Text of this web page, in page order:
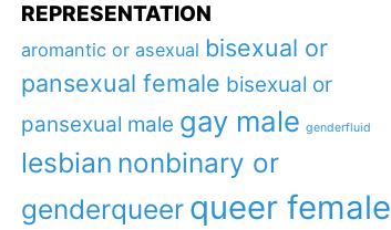
REPRESENTATION
aromantic or asexual bisexual or
pansexual female bisexual or
pansexual male gay male genderfluid
lesbian nonbinary or
genderqueer queer female